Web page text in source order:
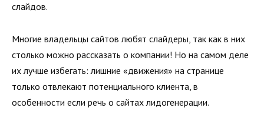
слайдов.
Многие владельцы сайтов любят слайдеры, так как в них
столько можно рассказать о компании! Но на самом деле
их лучше избегать: лишние «движения» на странице
только отвлекают потенциального клиента, в
особенности если речь о сайтах лидогенерации.